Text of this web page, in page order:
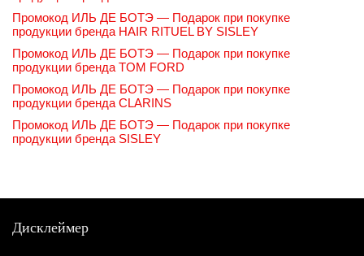
Промокод ИЛЬ ДЕ БОТЭ — Подарок при покупке
продукции бренда HAIR RITUEL BY SISLEY
Промокод ИЛЬ ДЕ БОТЭ — Подарок при покупке
продукции бренда TOM FORD
Промокод ИЛЬ ДЕ БОТЭ — Подарок при покупке
продукции бренда CLARINS
Промокод ИЛЬ ДЕ БОТЭ — Подарок при покупке
продукции бренда SISLEY
Дисклеймер